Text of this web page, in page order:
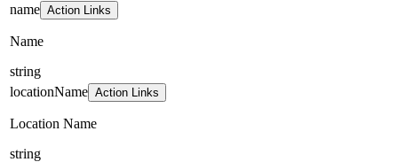
name Action Links
Name
string
locationName Action Links
Location Name
string